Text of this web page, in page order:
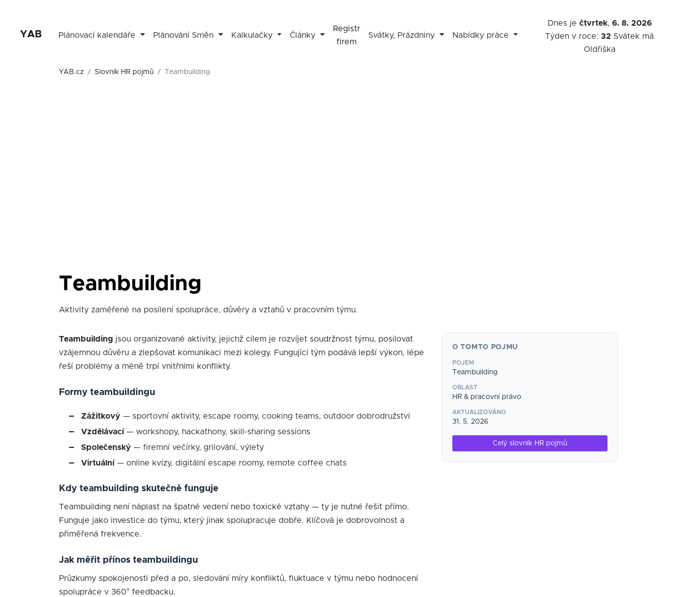
YAB Plánovací kalendáře Plánování Směn Kalkulačky Články
Registr
firem
Svátky, Prázdniny Nabídky práce
Dnes je čtvrtek, 6. 8. 2026
Týden v roce:32 Svátek má
Oldřiška
YAB.cz Slovník HR pojmů Teambuilding
Teambuilding
Aktivity zaměřené na posílení spolupráce, důvěry a vztahů v pracovním týmu.
Teambuilding jsou organizované aktivity, jejichž cílem je rozvíjet soudržnost týmu, posilovat
vzájemnou důvěru a zlepšovat komunikaci mezi kolegy. Fungující tým podává lepší výkon, lépe
řeší problémy a méně trpí vnitřními konflikty.
Formy teambuildingu
Zážitkový — sportovní aktivity, escape roomy, cooking teams, outdoor dobrodružství
Vzdělávací — workshopy, hackathony, skill-sharing sessions
Společenský — firemní večírky, grilování, výlety
Virtuální — online kvízy, digitální escape roomy, remote coffee chats
Kdy teambuilding skutečně funguje
Teambuilding není náplast na špatné vedení nebo toxické vztahy — ty je nutné řešit přímo.
Funguje jako investice do týmu, který jinak spolupracuje dobře. Klíčová je dobrovolnost a
přiměřená frekvence.
Jak měřit přínos teambuildingu
Průzkumy spokojenosti před a po, sledování míry konfliktů, fluktuace v týmu nebo hodnocení
spolupráce v 360° feedbacku.
O TOMTO POJMU
POJEM
Teambuilding
OBLAST
HR & pracovní právo
AKTUALIZOVÁNO
31. 5. 2026
Celý slovník HR pojmů